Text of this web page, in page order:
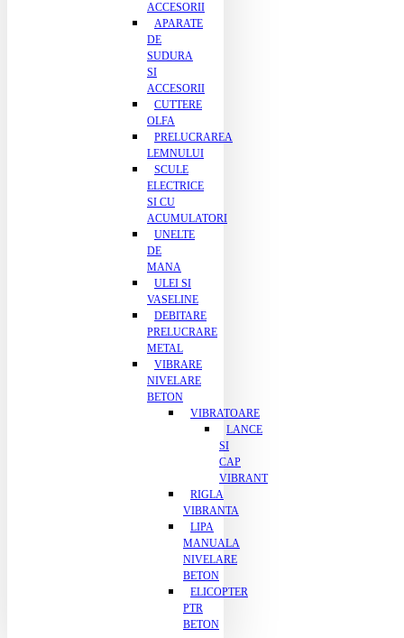
ACCESORII
APARATE
DE
SUDURA
SI
ACCESORII
CUTTERE
OLFA
PRELUCRAREA
LEMNULUI
SCULE
ELECTRICE
SI CU
ACUMULATORI
UNELTE
DE
MANA
ULEI SI
VASELINE
DEBITARE
PRELUCRARE
METAL
VIBRARE
NIVELARE
BETON
VIBRATOARE
LANCE
SI
CAP
VIBRANT
RIGLA
VIBRANTA
LIPA
MANUALA
NIVELARE
BETON
ELICOPTER
PTR
BETON